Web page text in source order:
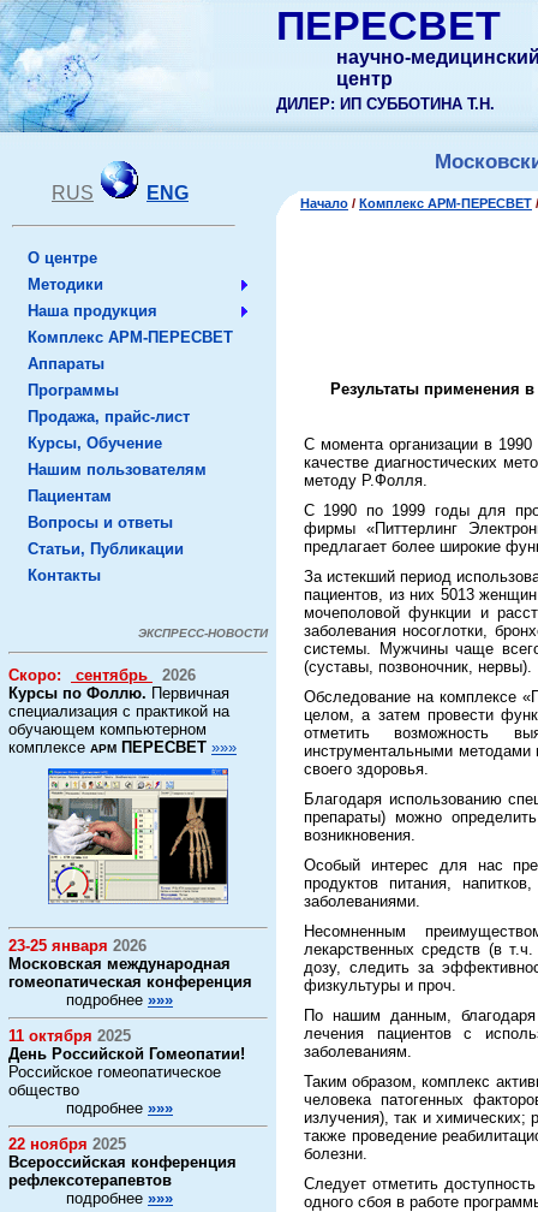
ПЕРЕСВЕТ
научно-
центр
ДИЛЕР: ИП СУББОТИНА Т.Н.
RUS ENG
О центре
Методики
Наша продукция
Комплекс АРМ-ПЕРЕСВЕТ
Аппараты
Программы
Продажа, прайс-лист
Курсы, Обучение
Нашим пользователям
Пациентам
Вопросы и ответы
Статьи, Публикации
Контакты
ЭКСПРЕСС-НОВОСТИ
Скоро: сентябрь
2026
Курсы по Фоллю. Первичная
специализация с практикой на
обучающем компьютерном
комплексе АРМ ПЕРЕСВЕТ »»»
23-25 января 2026
Московская международная
гомеопатическая конференция
подробнее »»»
11 октября 2025
День Российской Гомеопатии!
Российское гомеопатическое
общество
подробнее »»»
22 ноября 2025
Всероссийская конференция
рефлексотерапевтов
подробнее »»»
Начало / Комплекс АРМ-ПЕРЕСВЕТ
Результаты применения
С момента организации в
качестве диагностических
методу Р.Фолля.
С 1990 по 1999 годы для
фирмы «Питтерлинг
предлагает более широкие
За истекший период
пациентов, из них 5013
мочеполовой функции и
заболевания носоглотки,
системы. Мужчины чаще
(суставы, позвоночник, нервы).
Обследование на комплексе
целом, а затем провести
отметить возможность
инструментальными методами
своего здоровья.
Благодаря использованию
препараты) можно
возникновения.
Особый интерес для нас
продуктов питания,
заболеваниями.
Несомненным
лекарственных средств (в
дозу, следить за
физкультуры и проч.
По нашим данным, благодаря
лечения пациентов с
заболеваниям.
Таким образом, комплекс
человека патогенных
излучения), так и химических;
также проведение
болезни.
Следует отметить
одного сбоя в работе